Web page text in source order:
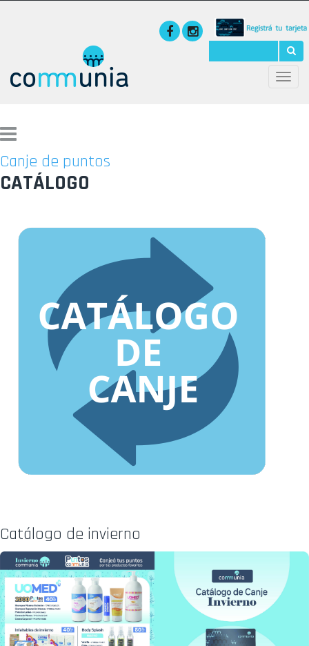
Toggle
Canje de puntos
CATÁLOGO
Catálogo de invierno